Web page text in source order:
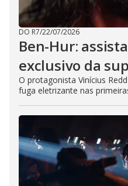
DO R7/22/07/2026
Ben-Hur:
exclusivo da
O protagonista Vinícius
fuga eletrizante nas